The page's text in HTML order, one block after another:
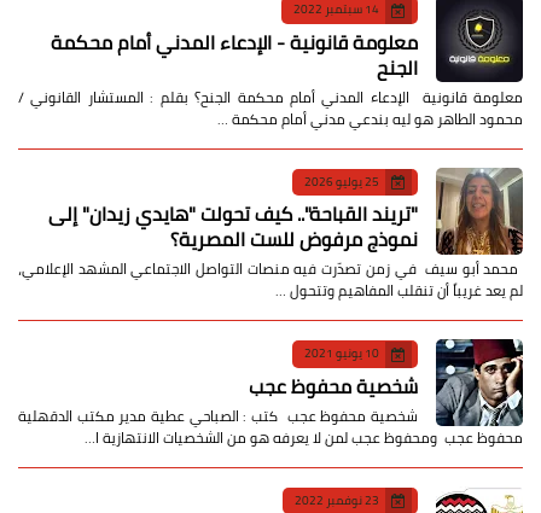
14 سبتمبر 2022
معلومة قانونية - الإدعاء المدني أمام محكمة
الجنح
معلومة قانونية الإدعاء المدني أمام محكمة الجنح؟ بقلم : المستشار القانوني /
محمود الطاهر هو ليه بندعي مدني أمام محكمة …
25 يوليو 2026
​"تريند القباحة".. كيف تحولت "هايدي زيدان" إلى
نموذج مرفوض للست المصرية؟
​ محمد أبو سيف ​في زمن تصدّرت فيه منصات التواصل الاجتماعي المشهد الإعلامي،
لم يعد غريباً أن تنقلب المفاهيم وتتحول …
10 يونيو 2021
شخصية محفوظ عجب
شخصية محفوظ عجب كتب : الصباحي عطية مدير مكتب الدقهلية
محفوظ عجب ومحفوظ عجب لمن لا يعرفه هو من الشخصيات الانتهازية ا…
23 نوفمبر 2022